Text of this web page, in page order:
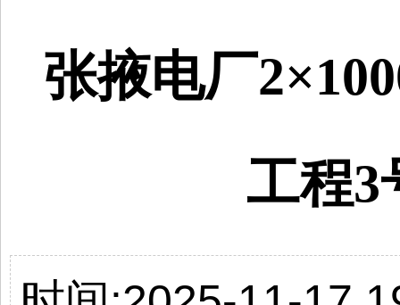
张掖电厂
工程3